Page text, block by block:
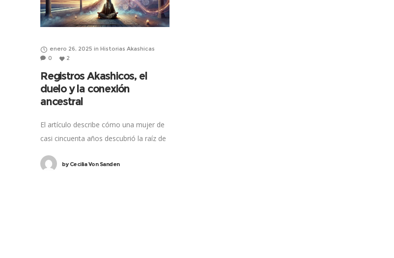
enero 26, 2025 in Historias Akashicas
0
2
Registros Akashicos, el
duelo y la conexión
ancestral
El artículo describe cómo una mujer de
casi cincuenta años descubrió la raíz de
una lectura de Registros Akáshicos.
byCecilia Von Sanden